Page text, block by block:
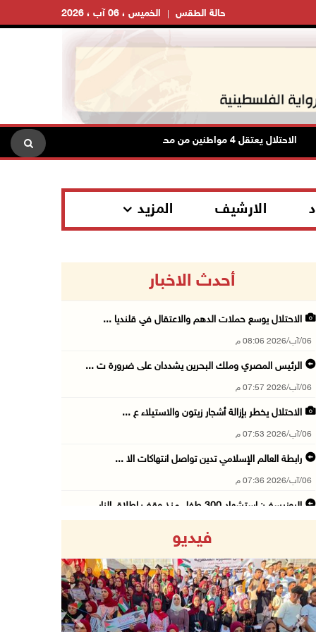
الخميس ، 06 آب ، 2026 حالة الطقس
الاحتلال يعتقل 4 مواطنين من محافظة نابلس الاحتلال
الارشيف المزيد
أحدث الاخبار
الاحتلال يوسع حملات الدهم والاعتقال في قلنديا ...
06/آب/2026 08:06 م
الرئيس المصري وملك البحرين يشددان على ضرورة ت ...
06/آب/2026 07:57 م
الاحتلال يخطر بإزالة أشجار زيتون والاستيلاء ع ...
06/آب/2026 07:53 م
رابطة العالم الإسلامي تدين تواصل انتهاكات الا ...
06/آب/2026 07:36 م
اليونيسف: استشهاد 300 طفل منذ وقف إطلاق النار ...
06/آب/2026 07:27 م
إصابتان بالرصاص والاعتداء خلال اقتحام الاحتلا ...
06/آب/2026 06:56 م
فيديو
Previous Next